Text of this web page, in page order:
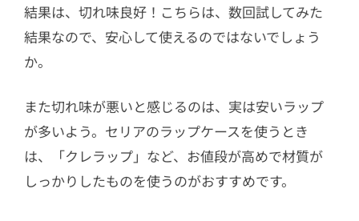
結果は、切れ味良好！こちらは、数回試してみた
結果なので、安心して使えるのではないでしょう
か。
また切れ味が悪いと感じるのは、実は安いラップ
が多いよう。セリアのラップケースを使うとき
は、「クレラップ」など、お値段が高めで材質が
しっかりしたものを使うのがおすすめです。